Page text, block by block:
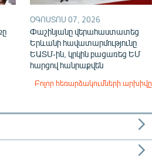
ՕԳՈՍՏՈՍ 07, 2026
Փաշինյանը վերահաստատեց
Երևանի հավատարմությունը
ԵԱՏՄ-ին, կրկին բացառեց ԵՄ
հարցով հանրաքվեն
Բոլոր հեռարձակումների արխիվը